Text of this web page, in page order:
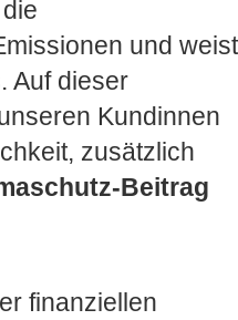
und weist
Auf dieser
Kundinnen
zusätzlich
Beitrag
finanziellen